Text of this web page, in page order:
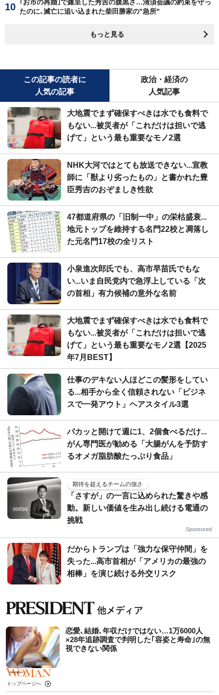
｢お市の再婚｣で露呈した秀吉の腹黒さ…清須会議の約束を守っ
たのに､滅亡に追い込まれた柴田勝家の"急所"
もっと見る
この記事の読者に
人気の記事
政治・経済の
人気記事
大地震でまず確保すべきは水でも食料で
もない...被災者が「これだけは担いで逃
げて」という最も重要なモノ2選
NHK大河ではとても放送できない...宣教
師に「獣より劣ったもの」と書かれた豊
臣秀吉のおぞましき性欲
47都道府県の「旧制一中」の栄枯盛衰...
地元トップを維持する名門22校と凋落し
た元名門17校の全リスト
小泉進次郎氏でも、高市早苗氏でもな
い...いま自民党内で急浮上している「次
の首相」有力候補の意外な名前
大地震でまず確保すべきは水でも食料で
もない...被災者が「これだけは担いで逃
げて」という最も重要なモノ2選【2025
年7月BEST】
仕事のデキない人ほどこの髪形をしてい
る...相手から全く信頼されない「ビジネ
スで一発アウト」ヘアスタイル3選
パカッと開けて週に1、2個食べるだけ...
がん専門医が勧める「大腸がんを予防す
るオメガ脂肪酸たっぷり食品」
期待を超えるチームの強さ
「さすが」の一言に込められた驚きや感
動。新しい価値を生み出し続ける電通の
挑戦
Sponsored
だからトランプは「強力な保守仲間」を
失った...高市首相が「アメリカの最強の
相棒」を演じ続ける外交リスク
恋愛､結婚､年収だけではない…1万6000人
×28年追跡調査で判明した｢容姿と寿命｣の無
視できない関係
トップページへ